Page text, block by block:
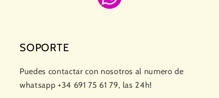
SOPORTE
Puedes contactar con nosotros al numero de
whatsapp +34 691 75 61 79, las 24h!